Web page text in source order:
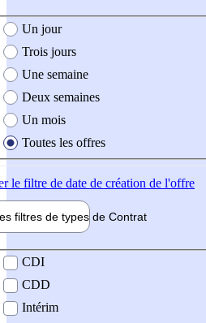
création de l'offre
Un jour
Trois jours
Une semaine
Deux semaines
Un mois
Toutes les offres
le filtre de date de création de l'offre
filtres de types de Contrat
contrat
CDI
CDD
Intérim